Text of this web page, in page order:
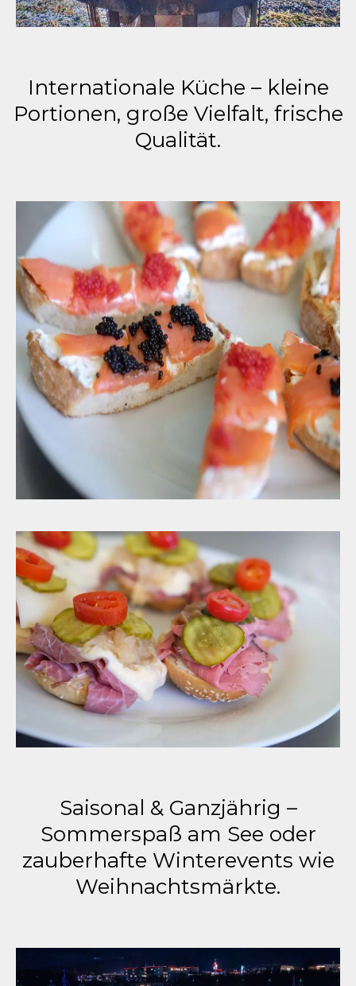
Internationale Küche – kleine
Portionen, große Vielfalt, frische
Qualität.
Saisonal & Ganzjährig –
Sommerspaß am See oder
zauberhafte Winterevents wie
Weihnachtsmärkte.